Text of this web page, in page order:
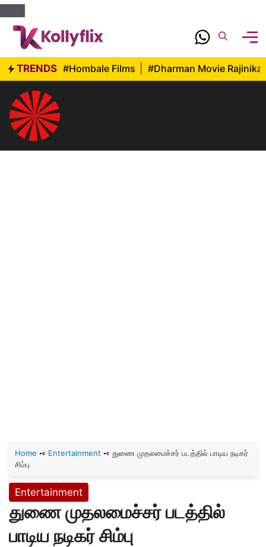
Skip
content
TRENDS #Hombale Films #Dharman Movie
Home ➺ Entertainment ➺ துணை முதலமைச்சர் படத்தில் பாடிய நடிகர்
சிம்பு
Entertainment
துணை முதலமைச்சர் படத்தில்
பாடிய நடிகர் சிம்பு